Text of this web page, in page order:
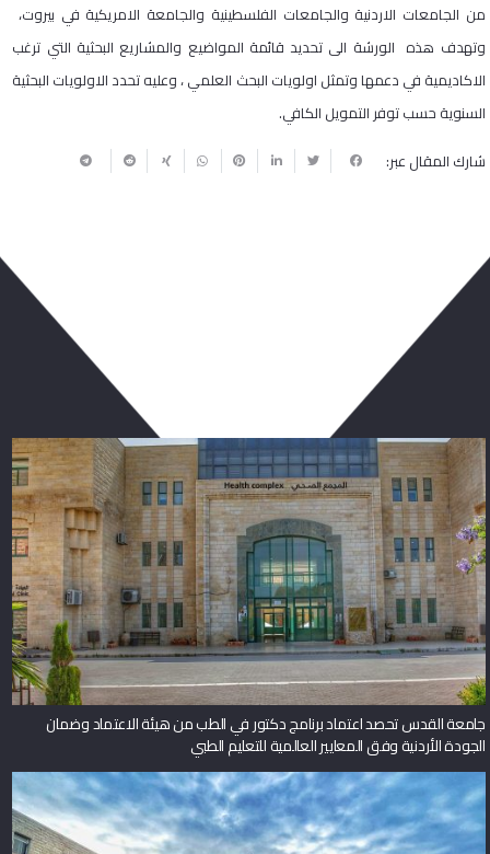
من الجامعات الاردنية والجامعات الفلسطينية والجامعة الامريكية في بيروت،
وتهدف هذه الورشة الى تحديد قائمة المواضيع والمشاريع البحثية التي ترغب
الاكاديمية في دعمها وتمثل اولويات البحث العلمي ، وعليه تحدد الاولويات البحثية
السنوية حسب توفر التمويل الكافي.
شارك المقال عبر:
جامعة القدس تحصد اعتماد برنامج دكتور في الطب من هيئة الاعتماد وضمان
الجودة الأردنية وفق المعايير العالمية للتعليم الطبي